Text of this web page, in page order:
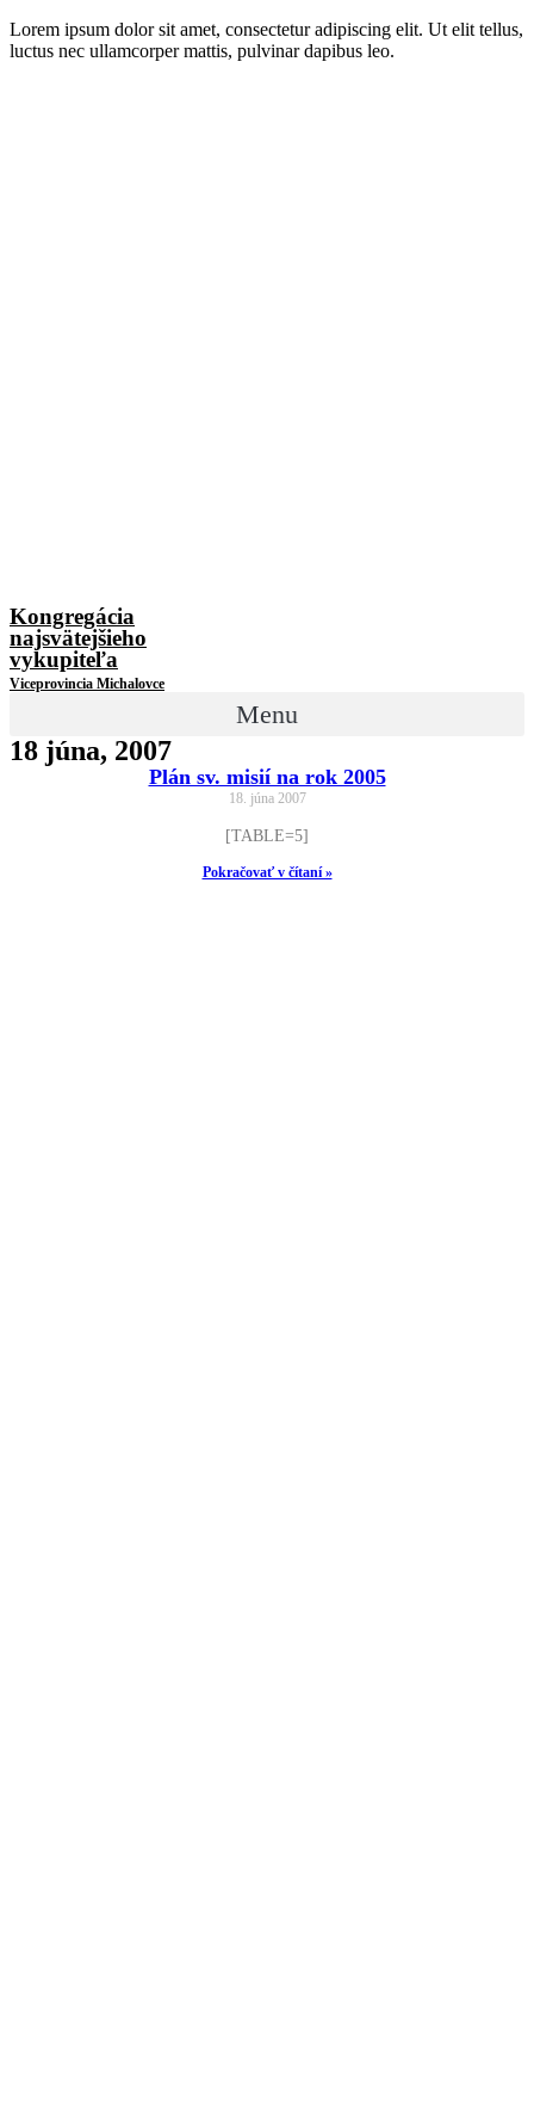
Lorem ipsum dolor sit amet, consectetur adipiscing elit. Ut elit tellus,
luctus nec ullamcorper mattis, pulvinar dapibus leo.
Kongregácia
najsvätejšieho
vykupiteľa
Viceprovincia Michalovce
Menu
18 júna, 2007
Plán sv. misií na rok 2005
18. júna 2007
[TABLE=5]
Pokračovať v čítaní »